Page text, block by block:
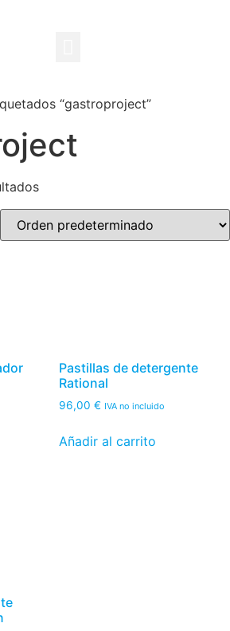
“gastroproject”
Pastillas de detergente
Rational
96,00 € IVA no incluido
Añadir al carrito